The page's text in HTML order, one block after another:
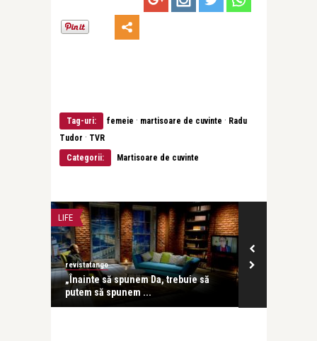
Tag-uri: femeie · martisoare de cuvinte · Radu
Tudor · TVR
Categorii:
Martisoare de cuvinte
LIFE
revistatango
„Înainte să spunem Da, trebuie să
putem să spunem ...